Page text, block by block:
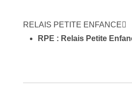
RELAIS PETITE ENFANCE
RPE : Relais Petite